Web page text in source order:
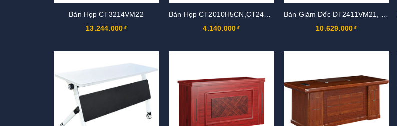
Bàn Họp CT3214VM22
13.244.000₫
4.140.000₫
10.629.000₫